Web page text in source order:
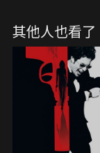
統，如果任何一
機器」會隨之自
夠生存。
其他人也看了